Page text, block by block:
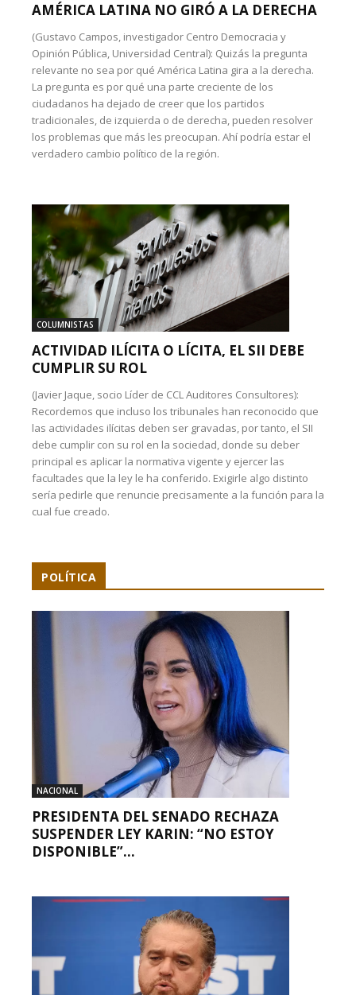
AMÉRICA LATINA NO GIRÓ A LA DERECHA
(Gustavo Campos, investigador Centro Democracia y
Opinión Pública, Universidad Central): Quizás la pregunta
relevante no sea por qué América Latina gira a la derecha.
La pregunta es por qué una parte creciente de los
ciudadanos ha dejado de creer que los partidos
tradicionales, de izquierda o de derecha, pueden resolver
los problemas que más les preocupan. Ahí podría estar el
verdadero cambio político de la región.
COLUMNISTAS
ACTIVIDAD ILÍCITA O LÍCITA, EL SII DEBE
CUMPLIR SU ROL
(Javier Jaque, socio Líder de CCL Auditores Consultores):
Recordemos que incluso los tribunales han reconocido que
las actividades ilícitas deben ser gravadas, por tanto, el SII
debe cumplir con su rol en la sociedad, donde su deber
principal es aplicar la normativa vigente y ejercer las
facultades que la ley le ha conferido. Exigirle algo distinto
sería pedirle que renuncie precisamente a la función para la
cual fue creado.
POLÍTICA
NACIONAL
PRESIDENTA DEL SENADO RECHAZA
SUSPENDER LEY KARIN: “NO ESTOY
DISPONIBLE”...